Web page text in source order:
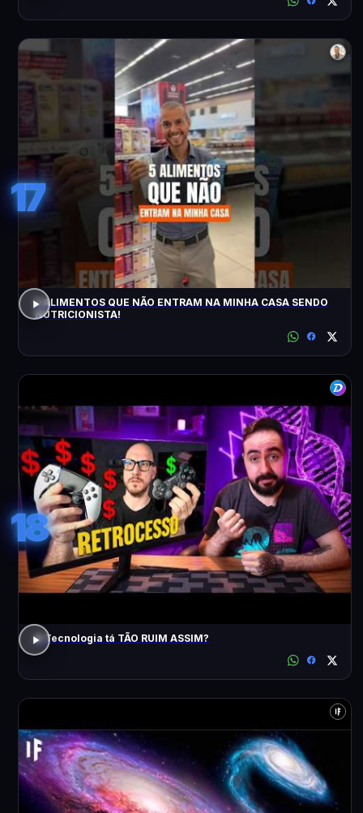
17
5 ALIMENTOS QUE NÃO ENTRAM NA MINHA CASA SENDO
NUTRICIONISTA!
18
A Tecnologia tá TÃO RUIM ASSIM?